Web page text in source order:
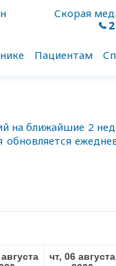
Скорая
Пациентам
на ближайшие 2